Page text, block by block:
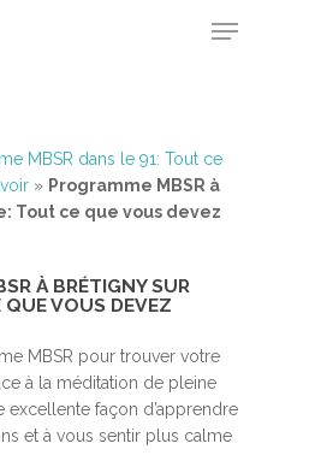
or ESC to close
MBSR dans le 91: Tout ce
» Programme MBSR à
Tout ce que vous devez
À BRÉTIGNY SUR
VOUS DEVEZ
MBSR pour trouver votre
à la méditation de pleine
excellente façon d’apprendre
et à vous sentir plus calme